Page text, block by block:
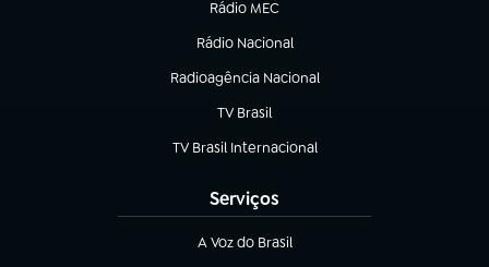
Rádio MEC
(abre em nova aba)
Rádio Nacional
Radioagência Nacional
(abre em nova aba)
TV Brasil
(abre em nova aba)
TV Brasil Internacional
(abre em nova aba)
Serviços
A Voz do Brasil
(abre em nova aba)